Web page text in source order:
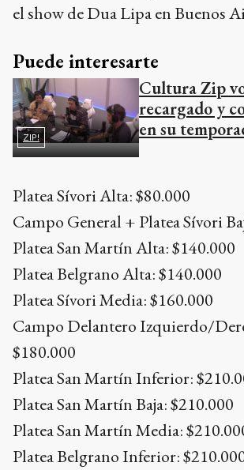
el show de Dua Lipa en Buenos
Puede interesarte
ZIP!
Cultura Zip
recargado y
en su
Platea Sívori Alta: $80.000
Campo General + Platea Sívori
Platea San Martín Alta: $140.000
Platea Belgrano Alta: $140.000
Platea Sívori Media: $160.000
Campo Delantero Izquierdo/
$180.000
Platea San Martín Inferior:
Platea San Martín Baja: $210.000
Platea San Martín Media:
Platea Belgrano Inferior: